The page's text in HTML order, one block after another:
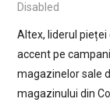
Disabled
Altex, liderul
accent pe
magazinelor sale
magazinului din